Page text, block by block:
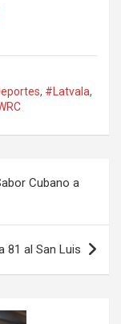
, #Latvala,
Cubano a
81 al San Luis